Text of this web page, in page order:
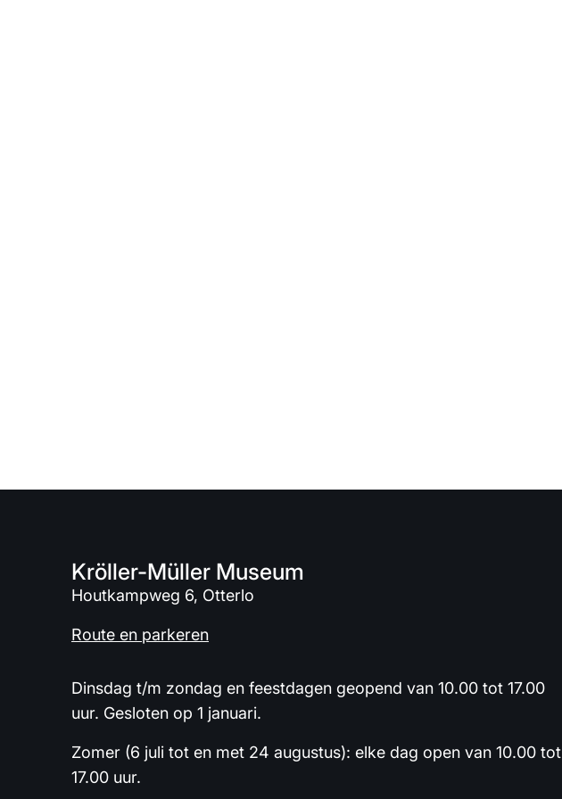
Kröller-Müller Museum
Houtkampweg 6, Otterlo
Route en parkeren
Dinsdag t/m zondag en feestdagen geopend van 10.00 tot 17.00
uur. Gesloten op 1 januari.
Zomer (6 juli tot en met 24 augustus): elke dag open van 10.00 tot
17.00 uur.